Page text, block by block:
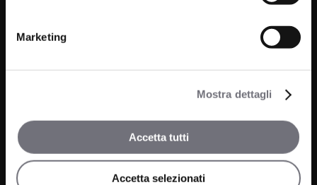
Marketing
Mostra dettagli
Accetta tutti
Accetta selezionati
Bathroom
Kitchen
Projects
News
Contacts
Media and Downloads